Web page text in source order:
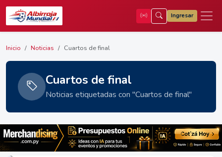
Ingresar
Inicio Noticias Cuartos de final
Cuartos de final
Noticias etiquetadas con "Cuartos de final"